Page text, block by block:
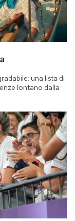
una lista di
lontano dalla